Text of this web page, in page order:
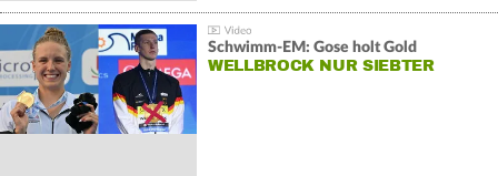
Schwimm-EM: Gose holt Gold
WELLBROCK NUR SIEBTER